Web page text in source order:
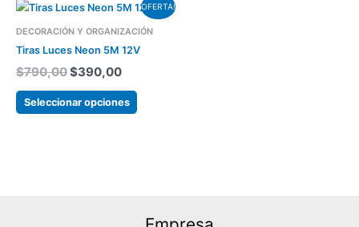
OFERTA!
DECORACIÓN Y ORGANIZACIÓN
Tiras Luces Neon 5M 12V
$790,00
El
original
era:
$790,00.
$390,00
El
precio
actual
es:
$390,00.
Seleccionar opciones
Este
producto
tiene